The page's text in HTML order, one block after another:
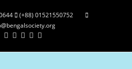
(+88) 01521550752